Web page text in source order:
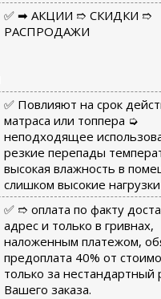
✅ ➡ АКЦИИ ➱ СКИДКИ ➱
РАСПРОДАЖИ
✅ Повлияют на срок
матраса или топпера ➭
неподходящее
резкие перепады
высокая влажность в
слишком высокие
✅ ➱ оплата по факту
адрес и только в гривнах,
наложенным платежом,
предоплата 40% от
только за нестандартный
Вашего заказа.